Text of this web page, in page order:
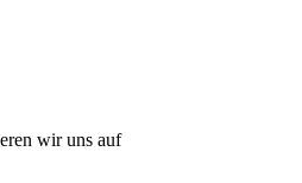
wir uns auf